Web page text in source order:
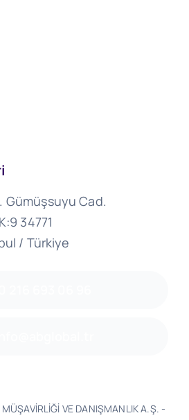
Gümüşsuyu Cad.
34771
/ Türkiye
VE DANIŞMANLIK A.Ş. -